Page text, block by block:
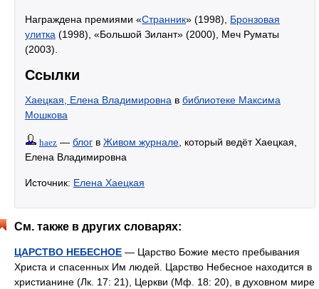
Награждена премиями «Странник» (1998), Бронзовая
улитка (1998), «Большой Зилант» (2000), Меч Руматы
(2003).
Ссылки
Хаецкая, Елена Владимировна в библиотеке Максима
Мошкова
haez — блог в Живом журнале , который ведёт Хаецкая,
Елена Владимировна
Источник: Елена Хаецкая
См. также в других словарях:
ЦАРСТВО НЕБЕСНОЕ — Царство Божие место пребывания
Христа и спасенных Им людей. Царство Небесное находится в
христианине (Лк. 17: 21), Церкви (Мф. 18: 20), в духовном мире